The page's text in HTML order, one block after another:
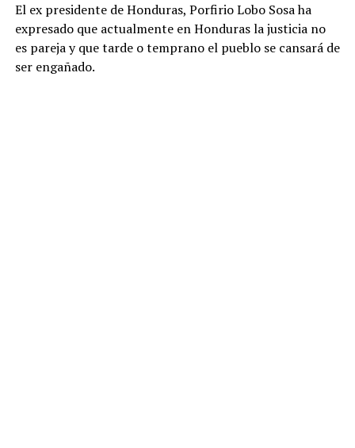
El ex presidente de Honduras, Porfirio Lobo Sosa ha
expresado que actualmente en Honduras la justicia no
es pareja y que tarde o temprano el pueblo se cansará de
ser engañado.